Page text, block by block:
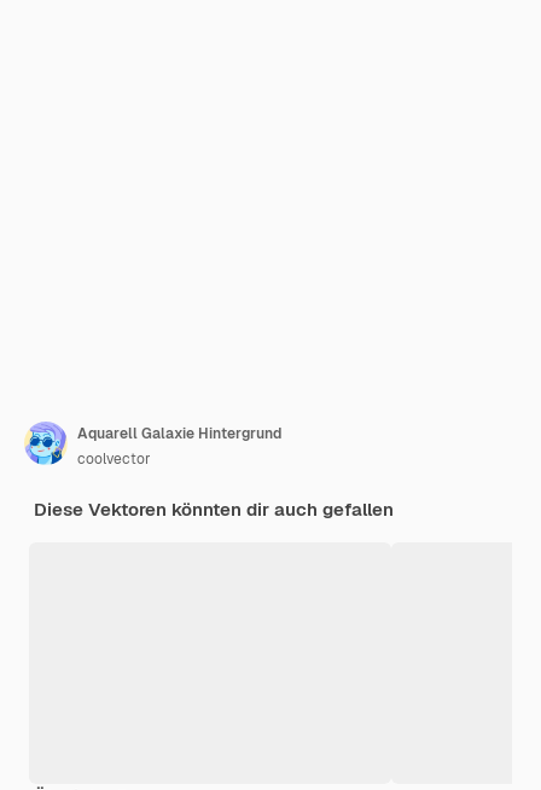
Aquarell Galaxie Hintergrund
coolvector
Diese Vektoren könnten dir auch gefallen